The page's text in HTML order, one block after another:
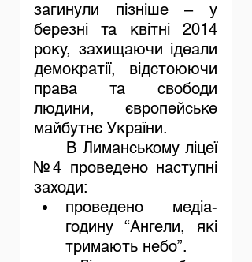
загинули пізніше – у
березні та квітні 2014
року, захищаючи ідеали
демократії, відстоюючи
права та свободи
людини, європейське
майбутнє України.
В Лиманському ліцеї
№4 проведено наступні
заходи:
проведено медіа-
годину “Ангели, які
тримають небо”.